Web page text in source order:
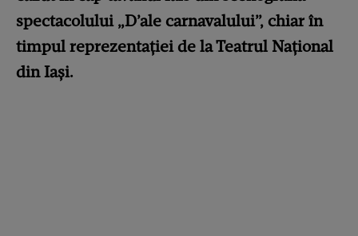
spectacolului „D’ale carnavalului”, chiar în
timpul reprezentației de la Teatrul Național
din Iași.